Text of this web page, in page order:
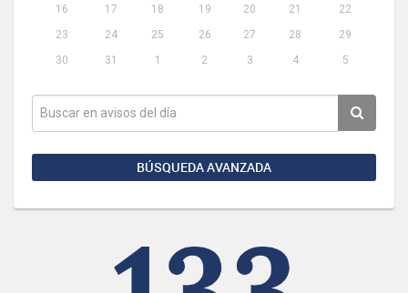
16
17 18 19 20 21
22
23
24 25 26 27 28
29
30
31 1 2 3 4 5
BÚSQUEDA AVANZADA